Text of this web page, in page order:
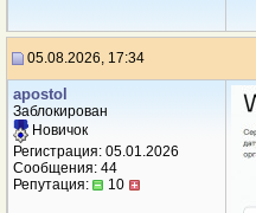
05.08.2026, 17:34
apostol
Заблокирован
Новичок
Регистрация: 05.01.2026
Сообщения: 44
Репутация:
10